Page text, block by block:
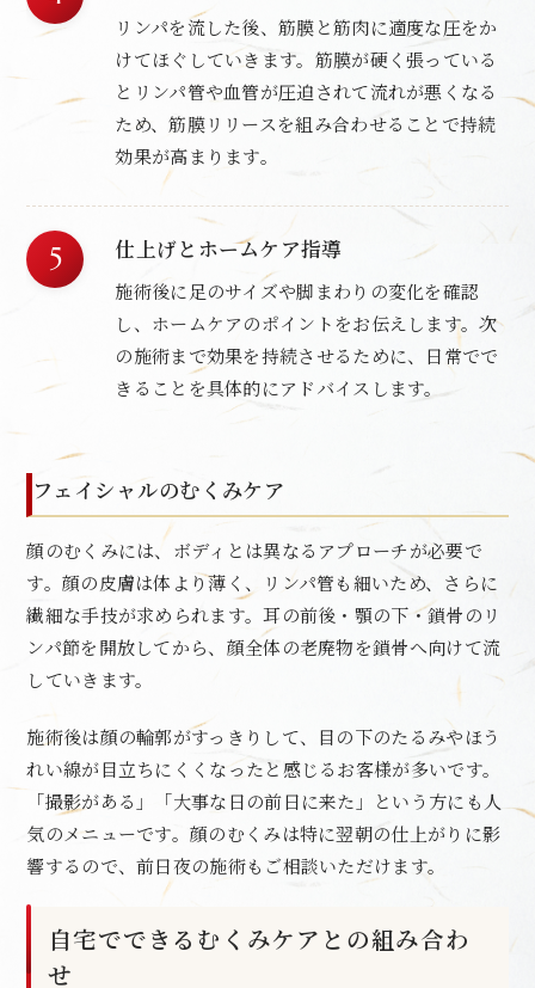
リンパを流した後、筋膜と筋肉に適度な圧をか
けてほぐしていきます。筋膜が硬く張っている
とリンパ管や血管が圧迫されて流れが悪くなる
ため、筋膜リリースを組み合わせることで持続
効果が高まります。
仕上げとホームケア指導
施術後に足のサイズや脚まわりの変化を確認
し、ホームケアのポイントをお伝えします。次
の施術まで効果を持続させるために、日常でで
きることを具体的にアドバイスします。
フェイシャルのむくみケア
顔のむくみには、ボディとは異なるアプローチが必要で
す。顔の皮膚は体より薄く、リンパ管も細いため、さらに
繊細な手技が求められます。耳の前後・顎の下・鎖骨のリ
ンパ節を開放してから、顔全体の老廃物を鎖骨へ向けて流
していきます。
施術後は顔の輪郭がすっきりして、目の下のたるみやほう
れい線が目立ちにくくなったと感じるお客様が多いです。
「撮影がある」「大事な日の前日に来た」という方にも人
気のメニューです。顔のむくみは特に翌朝の仕上がりに影
響するので、前日夜の施術もご相談いただけます。
自宅でできるむくみケアとの組み合わ
せ